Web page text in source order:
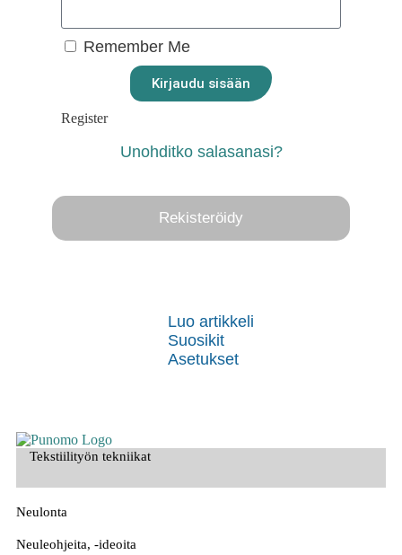
Rekisteröidy
Remember Me
Kirjaudu sisään
Register
Unohditko salasanasi?
Luo artikkeli
Suosikit
Asetukset
Tekstiilityön tekniikat
Neulonta
Neuleohjeita, -ideoita